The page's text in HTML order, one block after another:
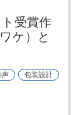
受賞作
ケ）と
包装設計
声